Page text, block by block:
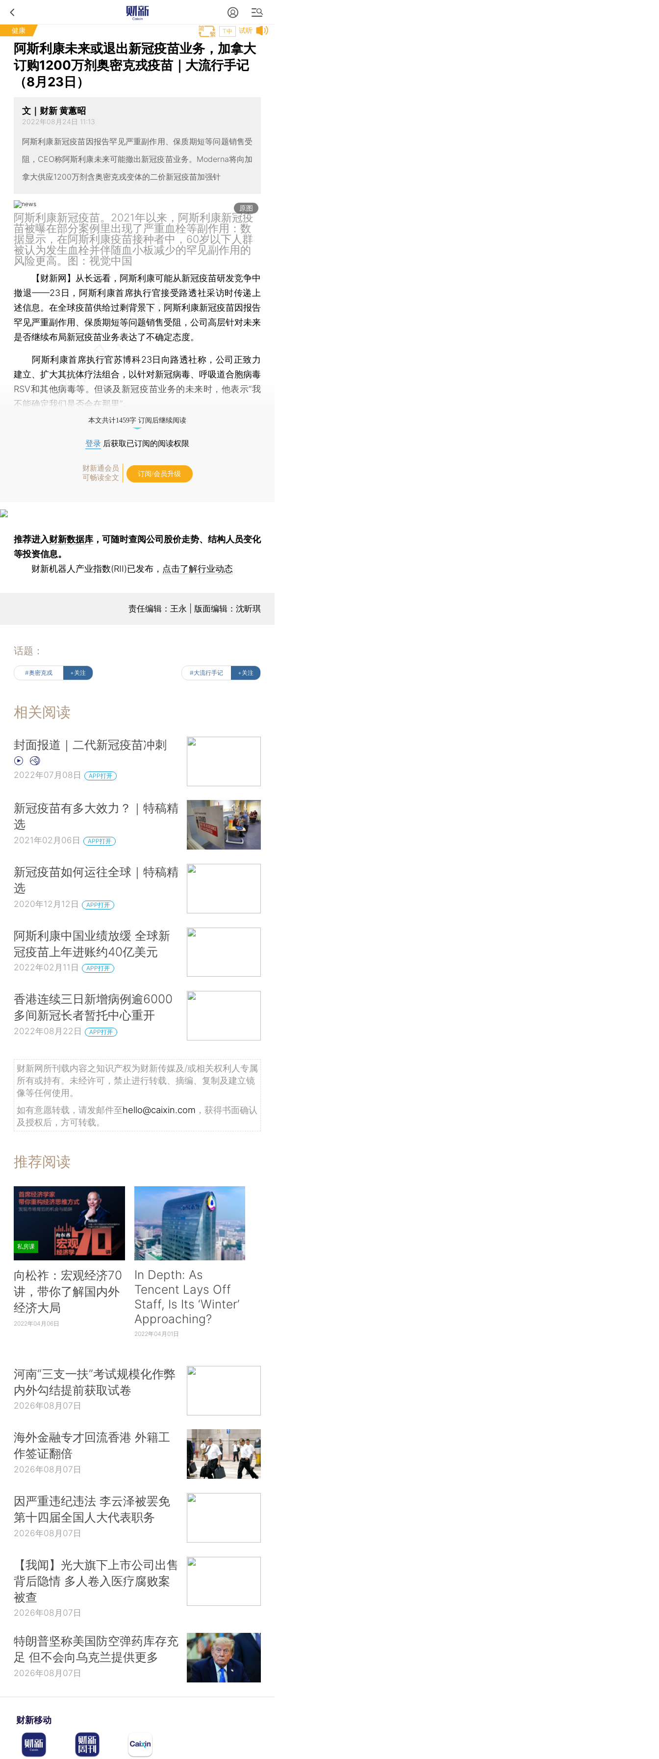
健康 试听
T中
阿斯利康未来或退出新冠疫苗业务，加拿大
订购1200万剂奥密克戎疫苗｜大流行手记
（8月23日）
文｜财新 黄蕙昭
2022年08月24日 11:13
阿斯利康新冠疫苗因报告罕见严重副作用、保质期短等问题销售受
阻，CEO称阿斯利康未来可能撤出新冠疫苗业务。Moderna将向加
拿大供应1200万剂含奥密克戎变体的二价新冠疫苗加强针
原图
阿斯利康新冠疫苗。2021年以来，阿斯利康新冠疫
苗被曝在部分案例里出现了严重血栓等副作用：数
据显示，在阿斯利康疫苗接种者中，60岁以下人群
被认为发生血栓并伴随血小板减少的罕见副作用的
风险更高。图：视觉中国
【财新网】 从长远看，阿斯利康可能从新冠疫苗研发竞争中
撤退——23日，阿斯利康首席执行官接受路透社采访时传递上
述信息。在全球疫苗供给过剩背景下，阿斯利康新冠疫苗因报告
罕见严重副作用、保质期短等问题销售受阻，公司高层针对未来
是否继续布局新冠疫苗业务表达了不确定态度。
阿斯利康首席执行官苏博科23日向路透社称，公司正致力
建立、扩大其抗体疗法组合，以针对新冠病毒、呼吸道合胞病毒
RSV和其他病毒等。但谈及新冠疫苗业务的未来时，他表示“我
不能确定我们是否会在那里”。
本文共计1459字 订阅后继续阅读
登录 后获取已订阅的阅读权限
财新通会员
可畅读全文
订阅/会员升级
推荐进入财新数据库 ，可随时查阅公司股价走势、结构人员变化
等投资信息。
财新机器人产业指数(RII)已发布， 点击了解行业动态
责任编辑：王永 | 版面编辑：沈昕琪
话题：
#奥密克戎 +关注 #大流行手记 +关注
相关阅读
封面报道｜二代新冠疫苗冲刺
2022年07月08日 APP打开
新冠疫苗有多大效力？｜特稿精
选
2021年02月06日 APP打开
新冠疫苗如何运往全球｜特稿精
选
2020年12月12日 APP打开
阿斯利康中国业绩放缓 全球新
冠疫苗上年进账约40亿美元
2022年02月11日 APP打开
香港连续三日新增病例逾6000
多间新冠长者暂托中心重开
2022年08月22日 APP打开
财新网所刊载内容之知识产权为财新传媒及/或相关权利人专属
所有或持有。未经许可，禁止进行转载、摘编、复制及建立镜
像等任何使用。
如有意愿转载，请发邮件至hello@caixin.com ，获得书面确认
及授权后，方可转载。
推荐阅读
私房课
向松祚：宏观经济70
讲，带你了解国内外
经济大局
2022年04月06日
In Depth: As
Tencent Lays Off
Staff, Is Its ‘Winter’
Approaching?
2022年04月01日
河南“三支一扶”考试规模化作弊
内外勾结提前获取试卷
2026年08月07日
海外金融专才回流香港 外籍工
作签证翻倍
2026年08月07日
因严重违纪违法 李云泽被罢免
第十四届全国人大代表职务
2026年08月07日
【我闻】光大旗下上市公司出售
背后隐情 多人卷入医疗腐败案
被查
2026年08月07日
特朗普坚称美国防空弹药库存充
足 但不会向乌克兰提供更多
2026年08月07日
财新移动